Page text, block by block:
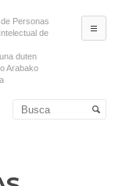
Personas
de
duten
Arabako
secundario